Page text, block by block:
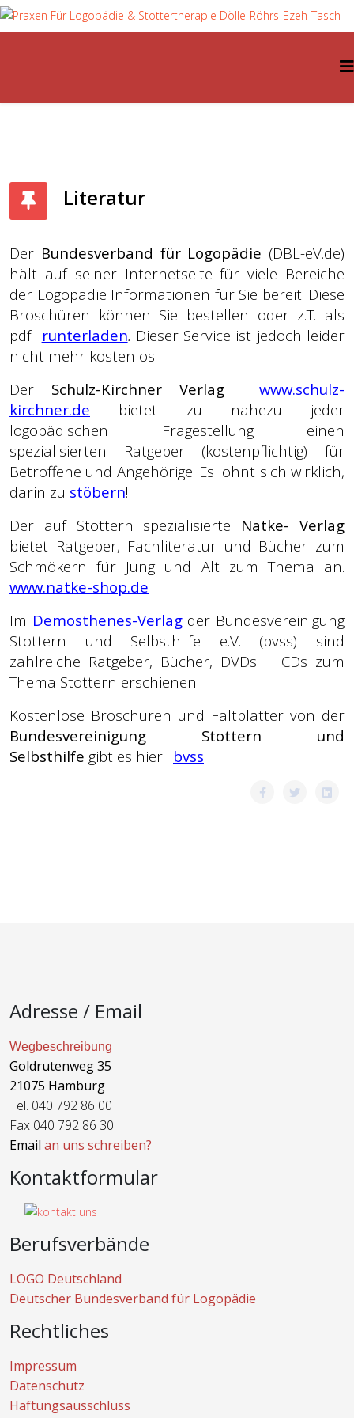
Literatur
Der Bundesverband für Logopädie (DBL-eV.de)
hält auf seiner Internetseite für viele Bereiche
der Logopädie Informationen für Sie bereit. Diese
Broschüren können Sie bestellen oder z.T. als
pdf runterladen. Dieser Service ist jedoch leider
nicht mehr kostenlos.
Der Schulz-Kirchner Verlag
www.schulz-
kirchner.de bietet zu nahezu jeder
logopädischen Fragestellung einen
spezialisierten Ratgeber (kostenpflichtig) für
Betroffene und Angehörige. Es lohnt sich wirklich,
darin zu stöbern!
Der auf Stottern spezialisierte Natke- Verlag
bietet Ratgeber, Fachliteratur und Bücher zum
Schmökern für Jung und Alt zum Thema an.
www.natke-shop.de
Im Demosthenes-Verlag der Bundesvereinigung
Stottern und Selbsthilfe e.V. (bvss) sind
zahlreiche Ratgeber, Bücher, DVDs + CDs zum
Thema Stottern erschienen.
Kostenlose Broschüren und Faltblätter von der
Bundesvereinigung Stottern und
Selbsthilfe gibt es hier: bvss.
Adresse / Email
Wegbeschreibung
Goldrutenweg 35
21075 Hamburg
Tel. 040 792 86 00
Fax 040 792 86 30
Email an uns schreiben?
Kontaktformular
Berufsverbände
LOGO Deutschland
Deutscher Bundesverband für Logopädie
Rechtliches
Impressum
Datenschutz
Haftungsausschluss